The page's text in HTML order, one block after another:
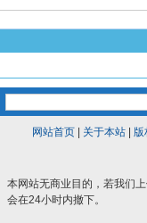
网站首页| 关于本站| 版
本网站无商业目的，若我们
会在24小时内撤下。